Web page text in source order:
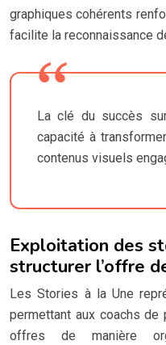
graphiques cohérents
facilite la reconnaissance
La clé du succès
capacité à
contenus visuels
Exploitation des
structurer l’offre
Les Stories à la Une
permettant aux coachs
offres de manière